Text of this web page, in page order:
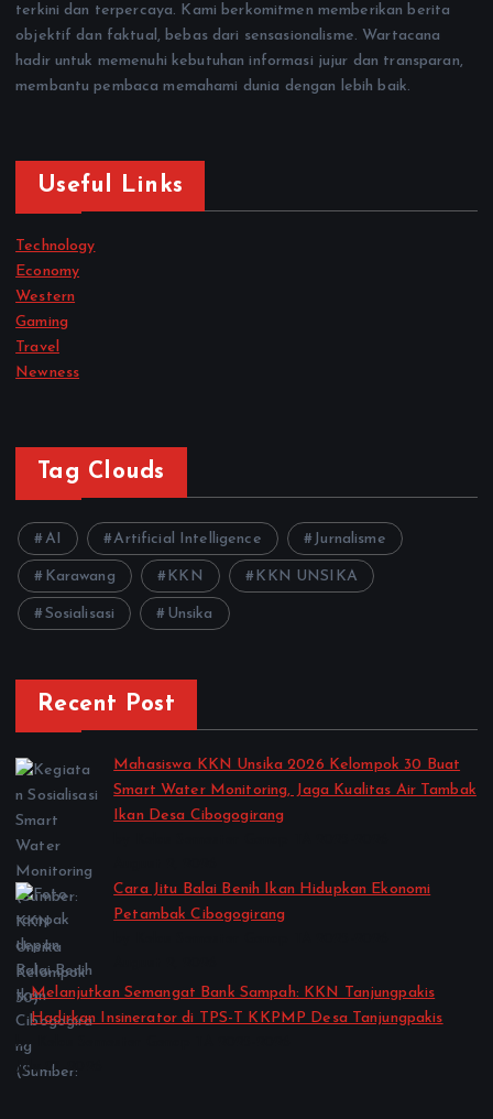
terkini dan terpercaya. Kami berkomitmen memberikan berita
objektif dan faktual, bebas dari sensasionalisme. Wartacana
hadir untuk memenuhi kebutuhan informasi jujur dan transparan,
membantu pembaca memahami dunia dengan lebih baik.
Useful Links
Technology
Economy
Western
Gaming
Travel
Newness
Tag Clouds
AI Artificial Intelligence Jurnalisme
Karawang KKN KKN UNSIKA
Sosialisasi Unsika
Recent Post
Mahasiswa KKN Unsika 2026 Kelompok 30 Buat
Smart Water Monitoring, Jaga Kualitas Air Tambak
Ikan Desa Cibogogirang
Cara Jitu Balai Benih Ikan Hidupkan Ekonomi
Petambak Cibogogirang
Melanjutkan Semangat Bank Sampah: KKN Tanjungpakis
Hadirkan Insinerator di TPS-T KKPMP Desa Tanjungpakis
by Kelas Semester Genap TA 2025-2026
July 27, 2026